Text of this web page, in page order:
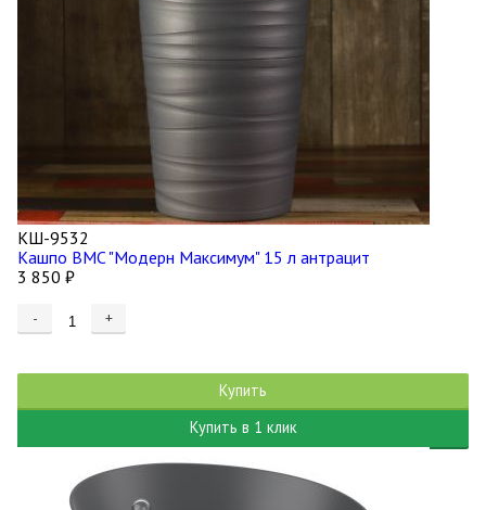
КШ-9532
Кашпо BMC "Модерн Максимум" 15 л антрацит
3 850 ₽
- +
Купить
Купить в 1 клик